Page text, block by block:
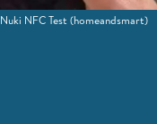
Nuki NFC Test (homeandsmart)